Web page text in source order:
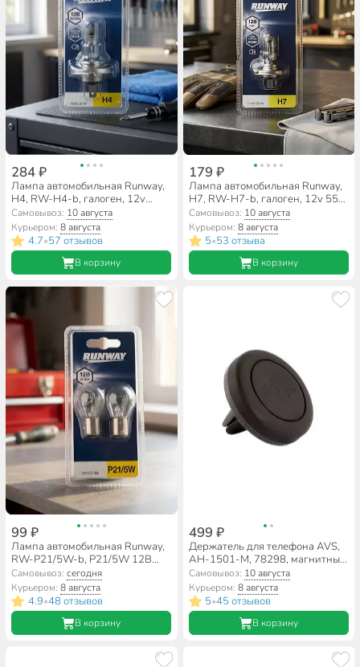
284 ₽
Лампа автомобильная Runway,
Н4, RW-H4-b, галоген, 12v
60/55w, блистер
Самовывоз: 10 августа
Курьером:8 августа
4.7•57 отзывов
В корзину
179 ₽
Лампа автомобильная Runway,
Н7, RW-H7-b, галоген, 12v 55w,
блистер
Самовывоз: 10 августа
Курьером: 8 августа
5•53 отзыва
В корзину
99 ₽
Лампа автомобильная Runway,
RW-P21/5W-b, P21/5W 12В
21/5w, 2 шт, блистер
Самовывоз:сегодня
Курьером:8 августа
4.9•48 отзывов
В корзину
499 ₽
Держатель для телефона AVS,
AH-1501-M, 78298, магнитный,
в дефлектор, черный
Самовывоз: 10 августа
Курьером: 8 августа
5•45 отзывов
В корзину